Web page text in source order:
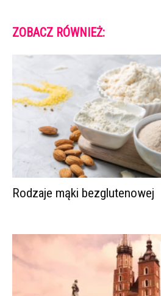
ZOBACZ RÓWNIEŻ:
Rodzaje mąki bezglutenowej